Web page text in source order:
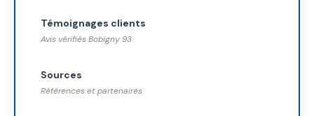
Témoignages clients
Avis vérifiés Bobigny 93
Sources
Références et partenaires